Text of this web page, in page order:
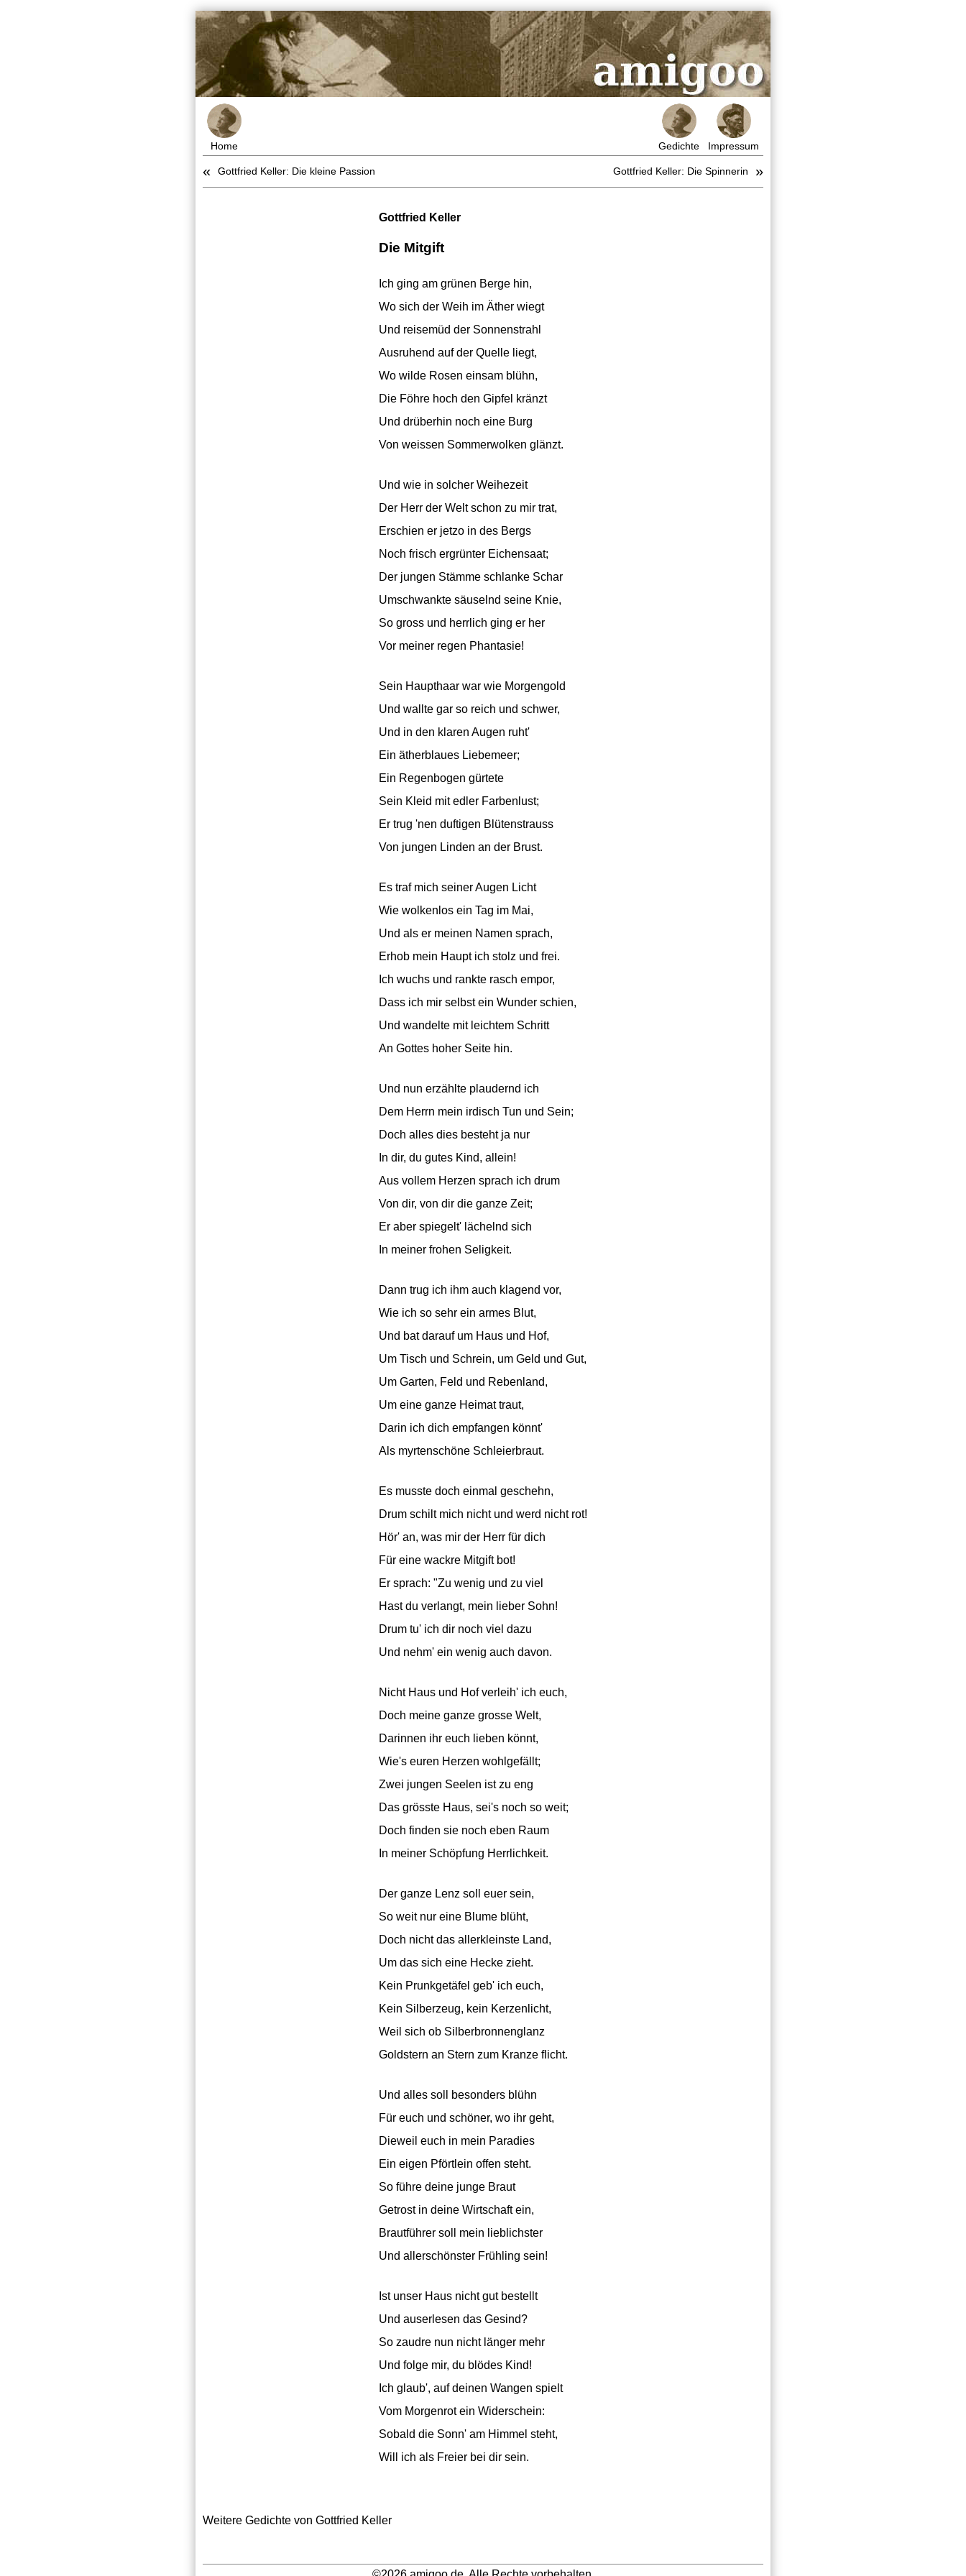
Home Gedichte Impressum
« Gottfried Keller: Die kleine Passion Gottfried Keller: Die Spinnerin »
Gottfried Keller
Die Mitgift
Ich ging am grünen Berge hin,
Wo sich der Weih im Äther wiegt
Und reisemüd der Sonnenstrahl
Ausruhend auf der Quelle liegt,
Wo wilde Rosen einsam blühn,
Die Föhre hoch den Gipfel kränzt
Und drüberhin noch eine Burg
Von weissen Sommerwolken glänzt.
Und wie in solcher Weihezeit
Der Herr der Welt schon zu mir trat,
Erschien er jetzo in des Bergs
Noch frisch ergrünter Eichensaat;
Der jungen Stämme schlanke Schar
Umschwankte säuselnd seine Knie,
So gross und herrlich ging er her
Vor meiner regen Phantasie!
Sein Haupthaar war wie Morgengold
Und wallte gar so reich und schwer,
Und in den klaren Augen ruht'
Ein ätherblaues Liebemeer;
Ein Regenbogen gürtete
Sein Kleid mit edler Farbenlust;
Er trug 'nen duftigen Blütenstrauss
Von jungen Linden an der Brust.
Es traf mich seiner Augen Licht
Wie wolkenlos ein Tag im Mai,
Und als er meinen Namen sprach,
Erhob mein Haupt ich stolz und frei.
Ich wuchs und rankte rasch empor,
Dass ich mir selbst ein Wunder schien,
Und wandelte mit leichtem Schritt
An Gottes hoher Seite hin.
Und nun erzählte plaudernd ich
Dem Herrn mein irdisch Tun und Sein;
Doch alles dies besteht ja nur
In dir, du gutes Kind, allein!
Aus vollem Herzen sprach ich drum
Von dir, von dir die ganze Zeit;
Er aber spiegelt' lächelnd sich
In meiner frohen Seligkeit.
Dann trug ich ihm auch klagend vor,
Wie ich so sehr ein armes Blut,
Und bat darauf um Haus und Hof,
Um Tisch und Schrein, um Geld und Gut,
Um Garten, Feld und Rebenland,
Um eine ganze Heimat traut,
Darin ich dich empfangen könnt'
Als myrtenschöne Schleierbraut.
Es musste doch einmal geschehn,
Drum schilt mich nicht und werd nicht rot!
Hör' an, was mir der Herr für dich
Für eine wackre Mitgift bot!
Er sprach: "Zu wenig und zu viel
Hast du verlangt, mein lieber Sohn!
Drum tu' ich dir noch viel dazu
Und nehm' ein wenig auch davon.
Nicht Haus und Hof verleih' ich euch,
Doch meine ganze grosse Welt,
Darinnen ihr euch lieben könnt,
Wie's euren Herzen wohlgefällt;
Zwei jungen Seelen ist zu eng
Das grösste Haus, sei's noch so weit;
Doch finden sie noch eben Raum
In meiner Schöpfung Herrlichkeit.
Der ganze Lenz soll euer sein,
So weit nur eine Blume blüht,
Doch nicht das allerkleinste Land,
Um das sich eine Hecke zieht.
Kein Prunkgetäfel geb' ich euch,
Kein Silberzeug, kein Kerzenlicht,
Weil sich ob Silberbronnenglanz
Goldstern an Stern zum Kranze flicht.
Und alles soll besonders blühn
Für euch und schöner, wo ihr geht,
Dieweil euch in mein Paradies
Ein eigen Pförtlein offen steht.
So führe deine junge Braut
Getrost in deine Wirtschaft ein,
Brautführer soll mein lieblichster
Und allerschönster Frühling sein!
Ist unser Haus nicht gut bestellt
Und auserlesen das Gesind?
So zaudre nun nicht länger mehr
Und folge mir, du blödes Kind!
Ich glaub', auf deinen Wangen spielt
Vom Morgenrot ein Widerschein:
Sobald die Sonn' am Himmel steht,
Will ich als Freier bei dir sein.
Weitere Gedichte von Gottfried Keller